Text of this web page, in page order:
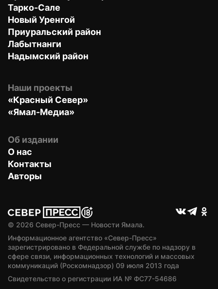
Тарко-Сале
Новый Уренгой
Приуральский район
Лабытнанги
Надымский район
Наши проекты
«Красный Север»
«Ямал-Медиа»
Об издании
О нас
Контакты
Авторы
© 2026 Север-Пресс — Новости Ямала.
Информационное агентство «Север-Пресс»
зарегистрировано в Федеральной службе по надзору в
сфере связи, информационных технологий и массовых
коммуникаций (Роскомнадзор) 09 июля 2013 года
Свидетельство о регистрации ИА № ФС77-54686